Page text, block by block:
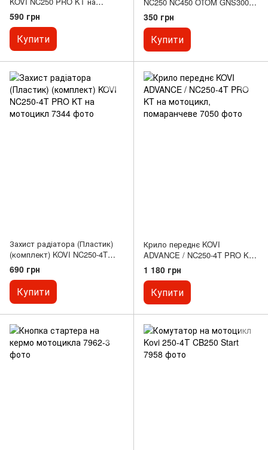
мотоцикл
590 грн
Купити
Kovi Pro, Exdrive, BSE
350 грн
Купити
Захист радіатора (Пластик)
(комплект) KOVI NC250-4T
PRO KT на мотоцикл
690 грн
Купити
Крило переднє KOVI
ADVANCE / NC250-4T PRO KT
на мотоцикл, помаранчеве
1 180 грн
Купити